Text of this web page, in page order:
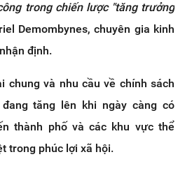
trong chiến lược "tăng trưởng
Demombynes, chuyên gia kinh
định.
chung và nhu cầu về chính sách
tăng lên khi ngày càng có
thành phố và các khu vực thể
trong phúc lợi xã hội.